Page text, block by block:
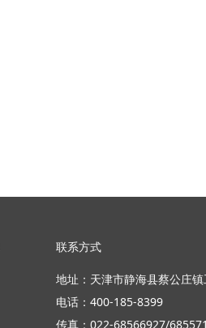
联系方式
地址：天津市静海县蔡公庄
电话：400-185-8399
传真：022-68566927/